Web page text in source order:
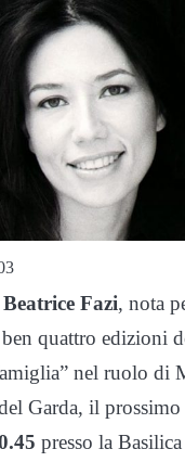
Beatrice Fazi, nota
ben quattro edizioni
nel ruolo di
Garda, il prossimo
presso la